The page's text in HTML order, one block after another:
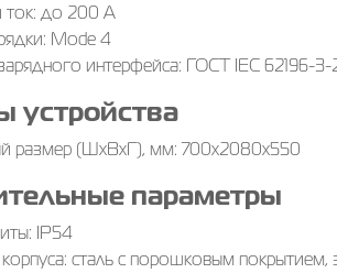
ток: до 200 А
Mode 4
интерфейса: ГОСТ IEC 62196-3-
устройства
размер (ШхВхГ), мм: 700х2080х550
параметры
IP54
сталь с порошковым покрытием,